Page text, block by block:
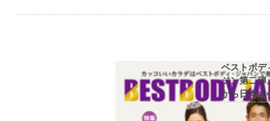
ベストボデ
ジン第二弾
から日本大